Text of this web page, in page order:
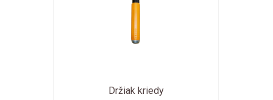
Držiak kriedy